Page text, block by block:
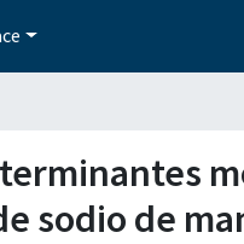
sodio de